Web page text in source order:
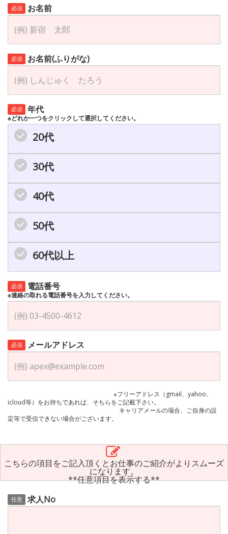
必須 お名前
必須 お名前(ふりがな)
必須 年代
※どれか一つをクリックして選択してください。
20代
30代
40代
50代
60代以上
必須 電話番号
※連絡の取れる電話番号を入力してください。
必須 メールアドレス
※フリーアドレス（gmail、yahoo、
icloud等）をお持ちであれば、そちらをご記載下さい。
キャリアメールの場合、ご自身の設
定等で受信できない場合がございます。
こちらの項目をご記入頂くとお仕事のご紹介がよりスムーズ
になります。
**任意項目を表示する**
任意 求人No